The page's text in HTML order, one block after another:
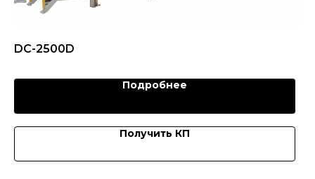
DC-2500D
Подробнее
Получить КП